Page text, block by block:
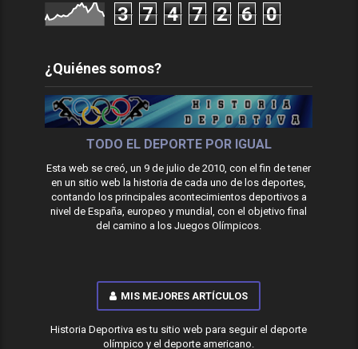
3 7 4 7 2 6 0
¿Quiénes somos?
TODO EL DEPORTE POR IGUAL
Esta web se creó, un 9 de julio de 2010, con el fin de tener
en un sitio web la historia de cada uno de los deportes,
contando los principales acontecimientos deportivos a
nivel de España, europeo y mundial, con el objetivo final
del camino a los Juegos Olímpicos.
MIS MEJORES ARTÍCULOS
Historia Deportiva es tu sitio web para seguir el deporte
olímpico y el deporte americano.